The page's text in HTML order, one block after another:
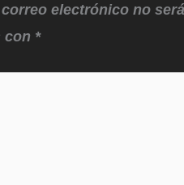
electrónico no
con *